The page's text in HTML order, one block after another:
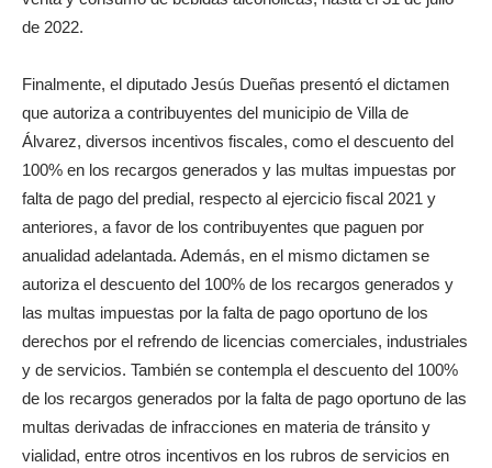
de 2022.
Finalmente, el diputado Jesús Dueñas presentó el dictamen
que autoriza a contribuyentes del municipio de Villa de
Álvarez, diversos incentivos fiscales, como el descuento del
100% en los recargos generados y las multas impuestas por
falta de pago del predial, respecto al ejercicio fiscal 2021 y
anteriores, a favor de los contribuyentes que paguen por
anualidad adelantada. Además, en el mismo dictamen se
autoriza el descuento del 100% de los recargos generados y
las multas impuestas por la falta de pago oportuno de los
derechos por el refrendo de licencias comerciales, industriales
y de servicios. También se contempla el descuento del 100%
de los recargos generados por la falta de pago oportuno de las
multas derivadas de infracciones en materia de tránsito y
vialidad, entre otros incentivos en los rubros de servicios en